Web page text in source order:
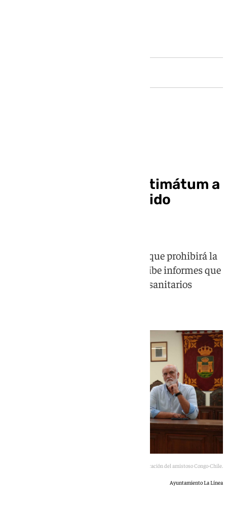
Juan Franco da un ultimátum a
Sanidad sobre el partido
El alcalde de La Línea advierte de que prohibirá la
celebración del amistoso si no recibe informes que
garanticen la ausencia de riesgos sanitarios
El alcalde de La Línea da un ultimátum ante la celebración del amistoso Congo-Chile.
Ayuntamiento La Línea